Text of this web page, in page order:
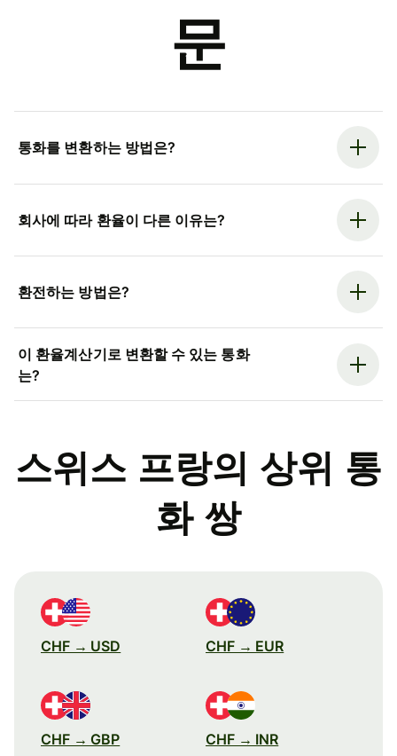
문
통화를 변환하는 방법은?
회사에 따라 환율이 다른 이유는?
환전하는 방법은?
이 환율계산기로 변환할 수 있는 통화
는?
스위스 프랑의 상위 통
화 쌍
CHF → USD CHF → EUR
CHF → GBP CHF → INR